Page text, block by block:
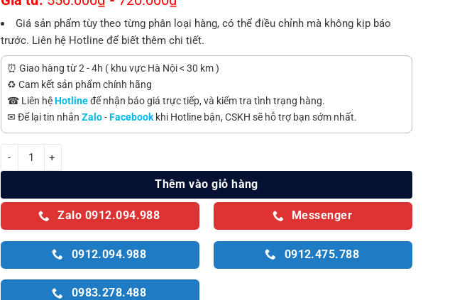
Giá sản phẩm tùy theo từng phân loại hàng, có thể điều chỉnh mà không kịp báo
trước. Liên hệ Hotline để biết thêm chi tiết.
⏰ Giao hàng từ 2 - 4h ( khu vực Hà Nội < 30 km )
♻️ Cam kết sản phẩm chính hãng
☎ Liên hệHotlineđể nhận báo giá trực tiếp, và kiểm tra tình trạng hàng.
✉ Để lại tin nhắn Zalo-Facebook khi Hotline bận, CSKH sẽ hỗ trợ bạn sớm nhất.
Nồi cơm điện Panasonic SR-TEJ18 (TEJ18HLRA/ TEJ18LSW) - Nồi cơ, 1.8 lít, 630W số lượng
Thêm vào giỏ hàng
Zalo 0912.094.988 Messenger
0912.094.988 0912.475.788
0983.278.488